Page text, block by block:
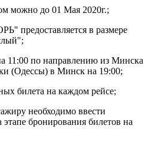
можно до 01 Мая 2020г.;
предоставляется в размере
11:00 по направлению из Минска
(Одессы) в Минск на 19:00;
билета на каждом рейсе;
необходимо ввести
бронирования билетов на